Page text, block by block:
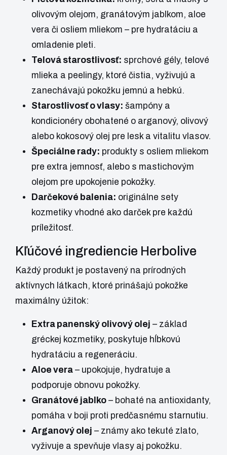
olivovým olejom, granátovým jablkom, aloe
vera či osliem mliekom – pre hydratáciu a
omladenie pleti.
Telová starostlivosť: sprchové gély, telové
mlieka a peelingy, ktoré čistia, vyživujú a
zanechávajú pokožku jemnú a hebkú.
Starostlivosť o vlasy: šampóny a
kondicionéry obohatené o arganový, olivový
alebo kokosový olej pre lesk a vitalitu vlasov.
Špeciálne rady: produkty s osliem mliekom
pre extra jemnosť, alebo s mastichovým
olejom pre upokojenie pokožky.
Darčekové balenia: originálne sety
kozmetiky vhodné ako darček pre každú
príležitosť.
Kľúčové ingrediencie Herbolive
Každý produkt je postavený na prírodných
aktívnych látkach, ktoré prinášajú pokožke
maximálny úžitok:
Extra panenský olivový olej – základ
gréckej kozmetiky, poskytuje hĺbkovú
hydratáciu a regeneráciu.
Aloe vera – upokojuje, hydratuje a
podporuje obnovu pokožky.
Granátové jablko – bohaté na antioxidanty,
pomáha v boji proti predčasnému starnutiu.
Arganový olej – známy ako tekuté zlato,
vyživuje a spevňuje vlasy aj pokožku.